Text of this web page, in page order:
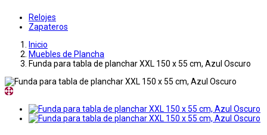
Relojes
Zapateros
Inicio
Muebles de Plancha
Funda para tabla de planchar XXL 150 x 55 cm, Azul Oscuro